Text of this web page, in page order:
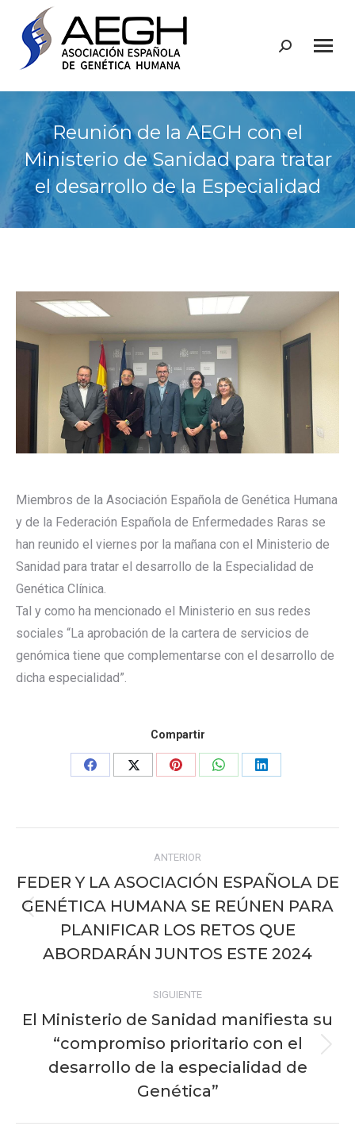
Buscar:
Reunión de la AEGH con el
Ministerio de Sanidad para tratar
el desarrollo de la Especialidad
Miembros de la Asociación Española de Genética Humana
y de la Federación Española de Enfermedades Raras se
han reunido el viernes por la mañana con el Ministerio de
Sanidad para tratar el desarrollo de la Especialidad de
Genética Clínica.
Tal y como ha mencionado el Ministerio en sus redes
sociales “La aprobación de la cartera de servicios de
genómica tiene que complementarse con el desarrollo de
dicha especialidad”.
Compartir
Share
Share
Share
Share
Share
entre
publicaciones
ANTERIOR
Publicación
anterior:
FEDER Y LA ASOCIACIÓN ESPAÑOLA DE
GENÉTICA HUMANA SE REÚNEN PARA
PLANIFICAR LOS RETOS QUE
ABORDARÁN JUNTOS ESTE 2024
SIGUIENTE
Publicación
siguiente:
El Ministerio de Sanidad manifiesta su
“compromiso prioritario con el
desarrollo de la especialidad de
Genética”